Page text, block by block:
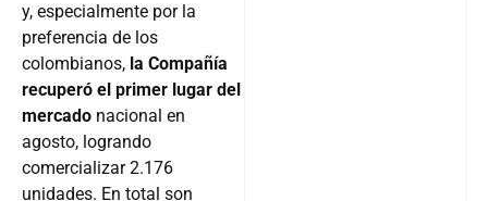
y, especialmente por la
preferencia de los
colombianos, la Compañía
recuperó el primer lugar del
mercado nacional en
agosto, logrando
comercializar 2.176
unidades. En total son